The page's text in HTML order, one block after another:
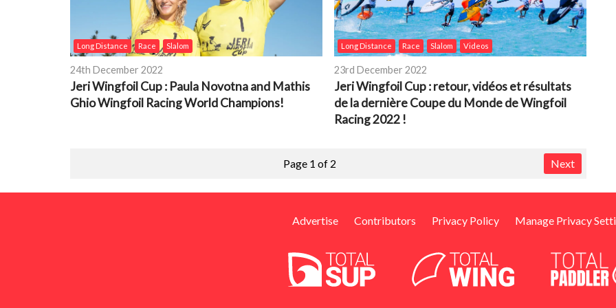
Long Distance Race Slalom
24th December 2022
Jeri Wingfoil Cup : Paula Novotna and Mathis
Ghio Wingfoil Racing World Champions!
Long Distance Race Slalom Videos
23rd December 2022
Jeri Wingfoil Cup : retour, vidéos et résultats
de la dernière Coupe du Monde de Wingfoil
Racing 2022 !
Page 1 of 2 Next
Advertise Contributors Privacy Policy Manage Privacy